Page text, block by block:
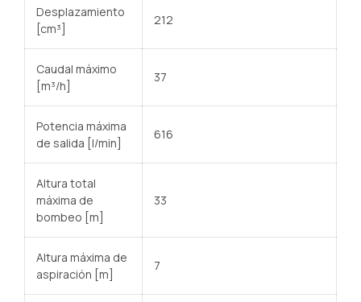
Desplazamiento
[cm³]
212
Caudal máximo
[m³/h]
37
Potencia máxima
de salida [l/min]
616
Altura total
máxima de
bombeo [m]
33
Altura máxima de
aspiración [m]
7